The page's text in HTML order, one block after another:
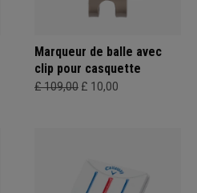
Marqueur de balle avec
clip pour casquette
£ 109,00 £ 10,00